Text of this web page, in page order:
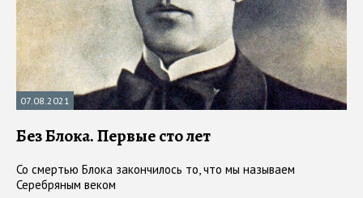
07.08.2021
Без Блока. Первые сто лет
Со смертью Блока закончилось то, что мы называем
Серебряным веком